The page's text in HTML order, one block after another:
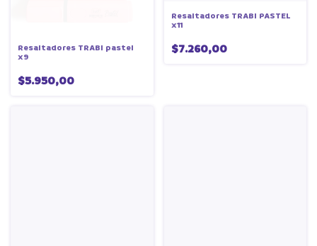
Resaltadores TRABI pastel
x9
$5.950,00
Resaltadores TRABI PASTEL
x11
$7.260,00